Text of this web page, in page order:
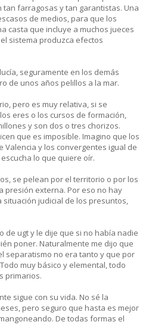
farragosas y tan garantistas. Una
de medios, para que los
casta que incluye a muchos jueces
sistema produzca efectos
seguramente en los demás
de unos años pelillos a la mar.
pero es muy relativa, si se
eres o los cursos de formación,
y son dos o tres chorizos.
que es imposible. Imagino que los
Valencia y los convergentes igual de
lo que quiere oír.
se pelean por el territorio o por los
presión externa. Por eso no hay
judicial de los presuntos,
de ugt y le dije que si no había nadie
poner. Naturalmente me dijo que
separatismo no era tanto y que por
muy básico y elemental, todo
primarios.
sigue con su vida. No sé la
pero seguro que hasta es mejor
De todas formas el